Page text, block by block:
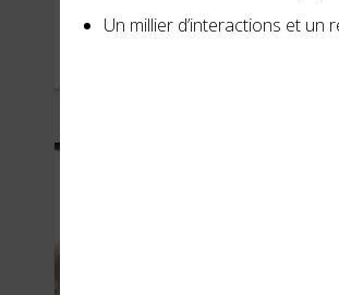
Un millier d’interactions et un